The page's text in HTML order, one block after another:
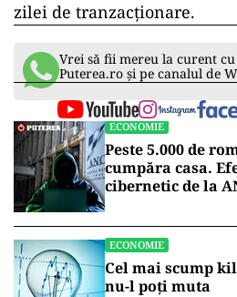
zilei de tranzacţionare.
Vrei să fii mereu la curent
Puterea.ro și pe canalul de
ECONOMIE
Peste 5.000 de
cumpăra casa.
cibernetic de la
ECONOMIE
Cel mai scump
nu-l poți muta